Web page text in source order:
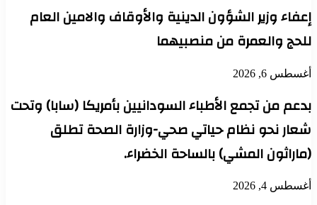
إعفاء وزير الشؤون الدينية والأوقاف والامين العام
للحج والعمرة من منصبيهما
أغسطس 6, 2026
بدعم من تجمع الأطباء السودانيين بأمريكا (سابا) وتحت
شعار نحو نظام حياتي صحي-وزارة الصحة تطلق
(ماراثون المشي) بالساحة الخضراء.
أغسطس 4, 2026